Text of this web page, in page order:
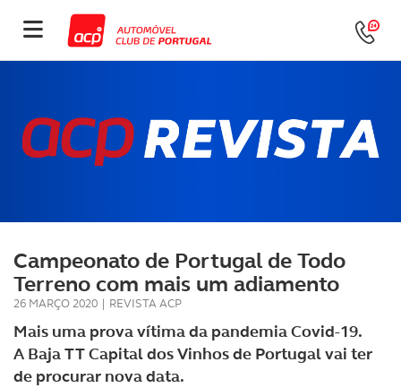
Campeonato de Portugal de Todo
Terreno com mais um adiamento
26 MARÇO 2020 | REVISTA ACP
Mais uma prova vítima da pandemia Covid-19.
A Baja TT Capital dos Vinhos de Portugal vai ter
de procurar nova data.